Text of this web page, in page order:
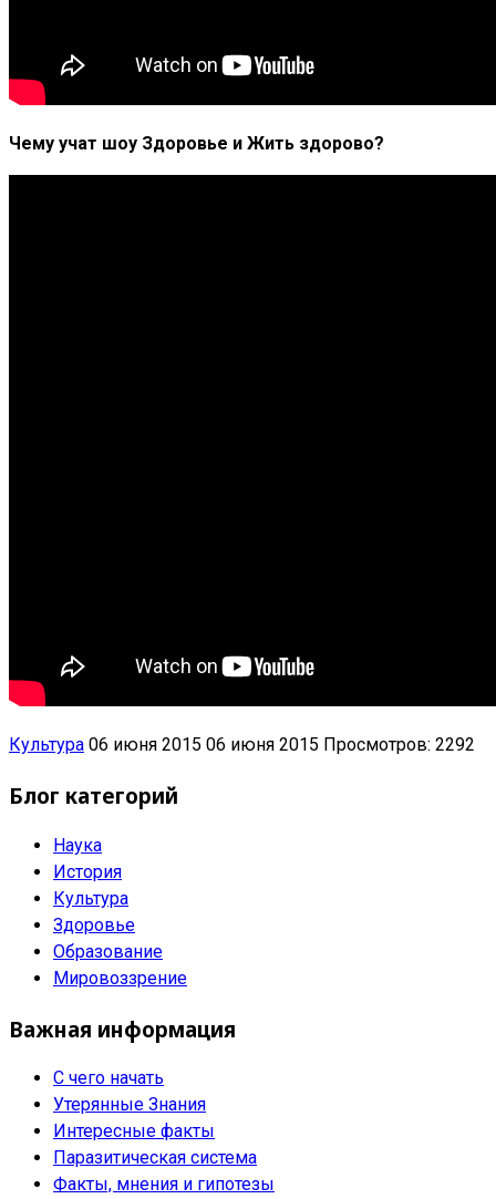
Чему учат шоу Здоровье и Жить здорово?
Культура 06 июня 2015 06 июня 2015 Просмотров: 2292
Блог категорий
Наука
История
Культура
Здоровье
Образование
Мировоззрение
Важная информация
С чего начать
Утерянные Знания
Интересные факты
Паразитическая система
Факты, мнения и гипотезы